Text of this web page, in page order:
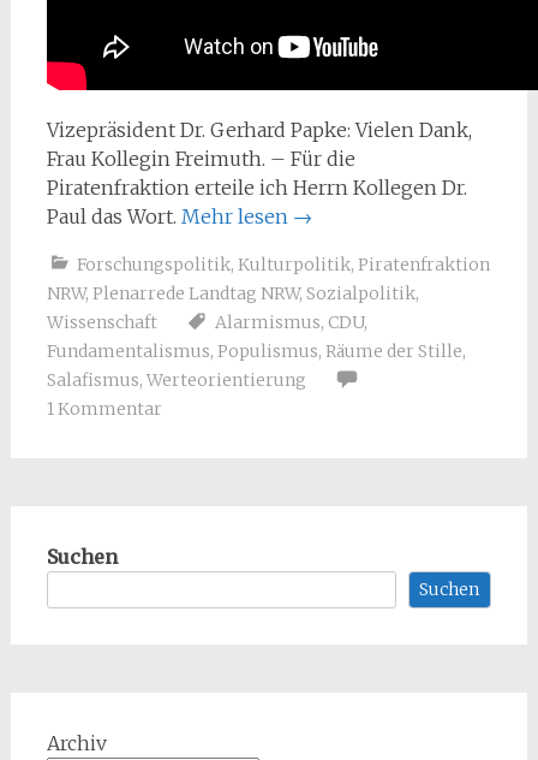
Vizepräsident Dr. Gerhard Papke: Vielen Dank,
Frau Kollegin Freimuth. – Für die
Piratenfraktion erteile ich Herrn Kollegen Dr.
Paul das Wort. Mehr lesen →
Forschungspolitik, Kulturpolitik, Piratenfraktion
NRW, Plenarrede Landtag NRW, Sozialpolitik,
Wissenschaft
Alarmismus, CDU,
Fundamentalismus, Populismus, Räume der Stille,
Salafismus, Werteorientierung
1 Kommentar
Suchen
Suchen
Archiv